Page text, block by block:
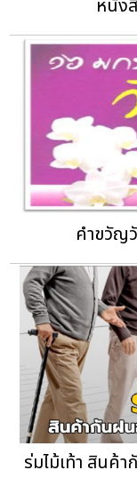
หนัง
คำขวัญ
ร่มไม้เท้า สินค้